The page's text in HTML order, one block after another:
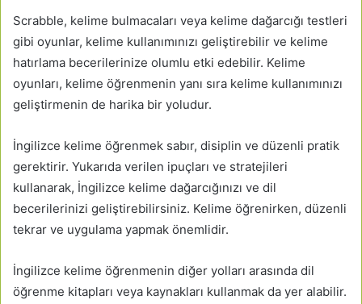
Scrabble, kelime bulmacaları veya kelime dağarcığı testleri
gibi oyunlar, kelime kullanımınızı geliştirebilir ve kelime
hatırlama becerilerinize olumlu etki edebilir. Kelime
oyunları, kelime öğrenmenin yanı sıra kelime kullanımınızı
geliştirmenin de harika bir yoludur.
İngilizce kelime öğrenmek sabır, disiplin ve düzenli pratik
gerektirir. Yukarıda verilen ipuçları ve stratejileri
kullanarak, İngilizce kelime dağarcığınızı ve dil
becerilerinizi geliştirebilirsiniz. Kelime öğrenirken, düzenli
tekrar ve uygulama yapmak önemlidir.
İngilizce kelime öğrenmenin diğer yolları arasında dil
öğrenme kitapları veya kaynakları kullanmak da yer alabilir.